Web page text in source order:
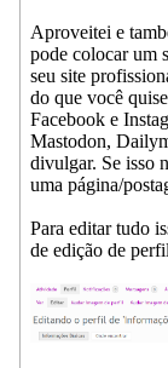
Aproveitei e
pode colocar um
seu site
do que você
Facebook e
Mastodon,
divulgar. Se isso
uma página/
Para editar tudo
de edição de